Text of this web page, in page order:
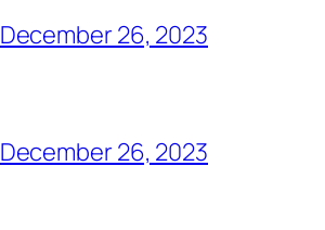
December 26, 2023
December 26, 2023